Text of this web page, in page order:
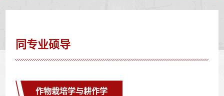
同专业硕导
作物栽培学与耕作学